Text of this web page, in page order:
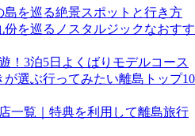
を巡る絶景スポットと行き方
を巡るノスタルジックなおすす
！3泊5日よくばりモデルコース
選ぶ行ってみたい離島トップ10
一覧｜特典を利用して離島旅行